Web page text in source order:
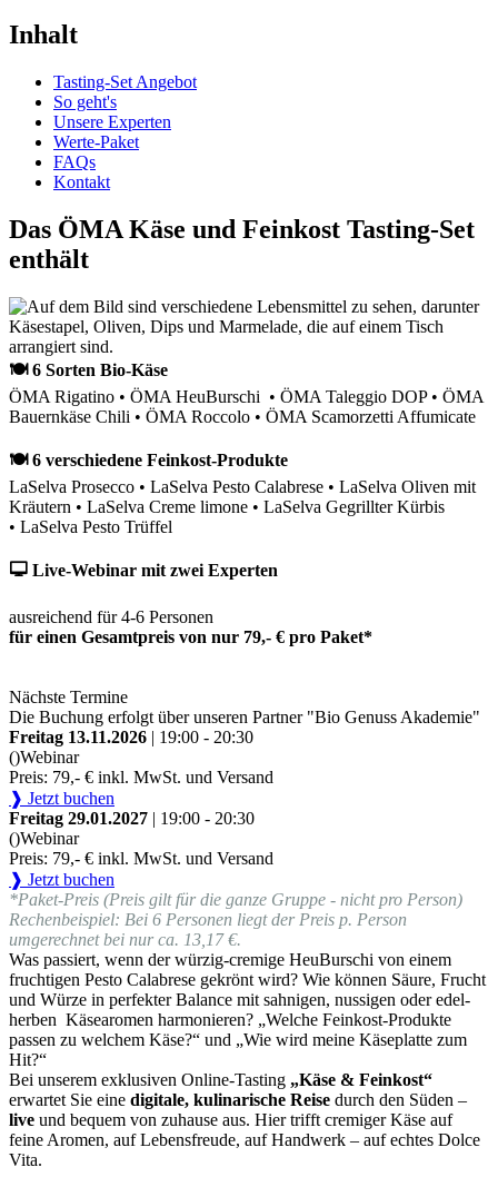
Inhalt
Tasting-Set Angebot
So geht's
Unsere Experten
Werte-Paket
FAQs
Kontakt
Das ÖMA Käse und Feinkost Tasting-Set
enthält
🍽 6 Sorten Bio-Käse
ÖMA Rigatino • ÖMA HeuBurschi • ÖMA Taleggio DOP • ÖMA
Bauernkäse Chili • ÖMA Roccolo • ÖMA Scamorzetti Affumicate
🍽 6 verschiedene Feinkost-Produkte
LaSelva Prosecco • LaSelva Pesto Calabrese • LaSelva Oliven mit
Kräutern • LaSelva Creme limone • LaSelva Gegrillter Kürbis
• LaSelva Pesto Trüffel
🖵 Live-Webinar mit zwei Experten
ausreichend für 4-6 Personen
für einen Gesamtpreis von nur 79,- € pro Paket*
Nächste Termine
Die Buchung erfolgt über unseren Partner "Bio Genuss Akademie"
Freitag 13.11.2026 | 19:00 - 20:30
()Webinar
Preis: 79,- € inkl. MwSt. und Versand
❱ Jetzt buchen
Freitag 29.01.2027 | 19:00 - 20:30
()Webinar
Preis: 79,- € inkl. MwSt. und Versand
❱ Jetzt buchen
*Paket-Preis (Preis gilt für die ganze Gruppe - nicht pro Person)
Rechenbeispiel: Bei 6 Personen liegt der Preis p. Person
umgerechnet bei nur ca. 13,17 €.
Was passiert, wenn der würzig-cremige HeuBurschi von einem
fruchtigen Pesto Calabrese gekrönt wird? Wie können Säure, Frucht
und Würze in perfekter Balance mit sahnigen, nussigen oder edel-
herben Käsearomen harmonieren? „Welche Feinkost-Produkte
passen zu welchem Käse?“ und „Wie wird meine Käseplatte zum
Hit?“
Bei unserem exklusiven Online-Tasting „Käse & Feinkost“
erwartet Sie eine digitale, kulinarische Reise durch den Süden –
live und bequem von zuhause aus. Hier trifft cremiger Käse auf
feine Aromen, auf Lebensfreude, auf Handwerk – auf echtes Dolce
Vita.